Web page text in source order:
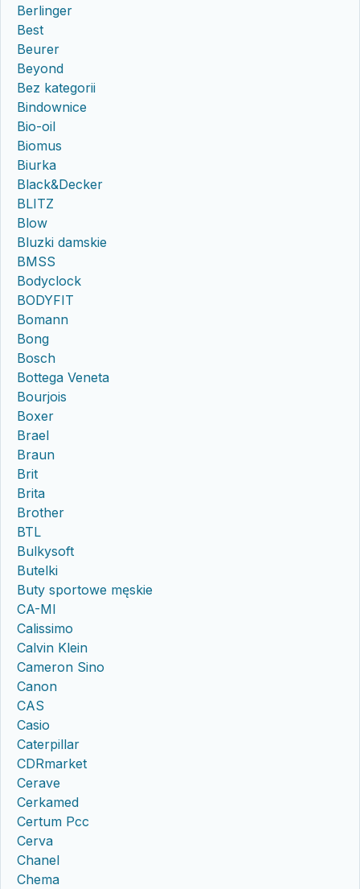
Berlinger
Best
Beurer
Beyond
Bez kategorii
Bindownice
Bio-oil
Biomus
Biurka
Black&Decker
BLITZ
Blow
Bluzki damskie
BMSS
Bodyclock
BODYFIT
Bomann
Bong
Bosch
Bottega Veneta
Bourjois
Boxer
Brael
Braun
Brit
Brita
Brother
BTL
Bulkysoft
Butelki
Buty sportowe męskie
CA-MI
Calissimo
Calvin Klein
Cameron Sino
Canon
CAS
Casio
Caterpillar
CDRmarket
Cerave
Cerkamed
Certum Pcc
Cerva
Chanel
Chema